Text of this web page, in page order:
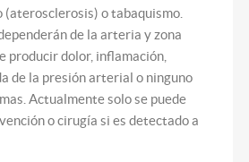
o tabaquismo.
de la arteria y zona
producir dolor, inflamación,
de la presión arterial o ninguno
Actualmente solo se puede
o cirugía si es detectado a